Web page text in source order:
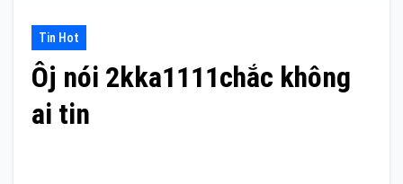
Tin Hot
Ôj nói 2kka1111chắc không
ai tin